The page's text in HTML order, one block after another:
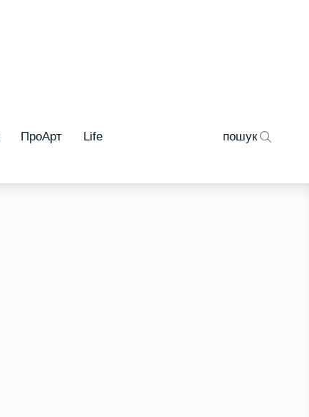
ПроАрт Life пошук